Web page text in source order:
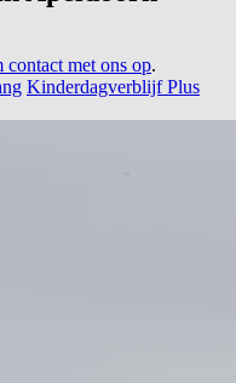
contact met ons op.
Kinderdagverblijf Plus